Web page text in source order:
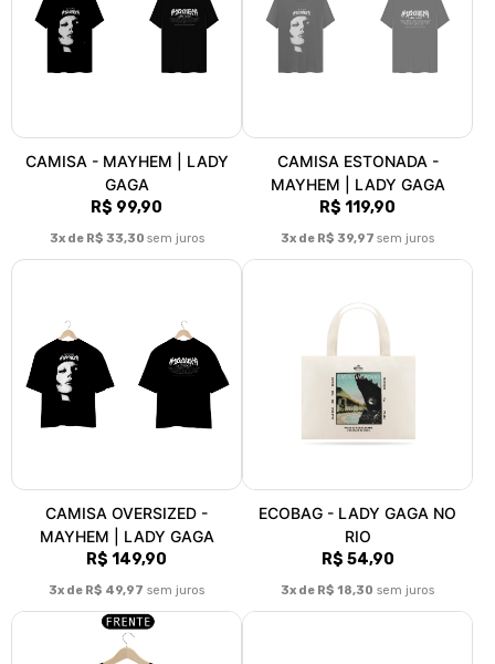
CAMISA - MAYHEM | LADY
GAGA
R$ 99,90
3x de R$ 33,30 sem juros
CAMISA ESTONADA -
MAYHEM | LADY GAGA
R$ 119,90
3x de R$ 39,97 sem juros
CAMISA OVERSIZED -
MAYHEM | LADY GAGA
R$ 149,90
3x de R$ 49,97 sem juros
ECOBAG - LADY GAGA NO
RIO
R$ 54,90
3x de R$ 18,30 sem juros